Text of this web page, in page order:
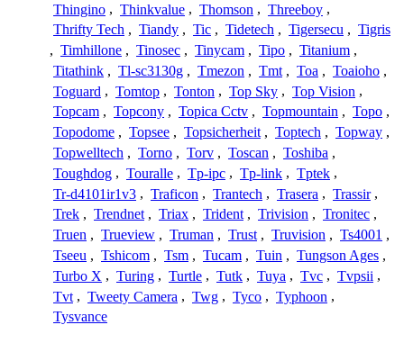
Thingino , Thinkvalue , Thomson , Threeboy ,
Thrifty Tech , Tiandy , Tic , Tidetech , Tigersecu , Tigris
, Timhillone , Tinosec , Tinycam , Tipo , Titanium ,
Titathink , Tl-sc3130g , Tmezon , Tmt , Toa , Toaioho ,
Toguard , Tomtop , Tonton , Top Sky , Top Vision ,
Topcam , Topcony , Topica Cctv , Topmountain , Topo ,
Topodome , Topsee , Topsicherheit , Toptech , Topway ,
Topwelltech , Torno , Torv , Toscan , Toshiba ,
Toughdog , Touralle , Tp-ipc , Tp-link , Tptek ,
Tr-d4101ir1v3 , Traficon , Trantech , Trasera , Trassir ,
Trek , Trendnet , Triax , Trident , Trivision , Tronitec ,
Truen , Trueview , Truman , Trust , Truvision , Ts4001 ,
Tseeu , Tshicom , Tsm , Tucam , Tuin , Tungson Ages ,
Turbo X , Turing , Turtle , Tutk , Tuya , Tvc , Tvpsii ,
Tvt , Tweety Camera , Twg , Tyco , Typhoon ,
Tysvance